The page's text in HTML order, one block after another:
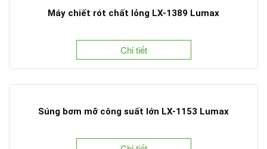
Máy chiết rót chất lỏng LX-1389 Lumax
Chi tiết
Súng bơm mỡ công suất lớn LX-1153 Lumax